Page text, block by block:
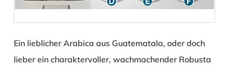
Ein lieblicher Arabica aus Guatematala, oder doch
lieber ein charaktervoller, wachmachender Robusta